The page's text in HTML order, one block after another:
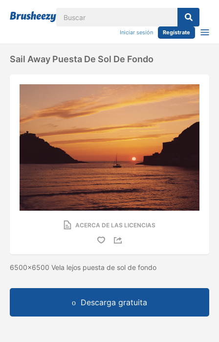
Iniciar sesión Regístrate
Sail Away Puesta De Sol De Fondo
ACERCA DE LAS LICENCIAS
6500x6500 Vela lejos puesta de sol de fondo
Descarga gratuita